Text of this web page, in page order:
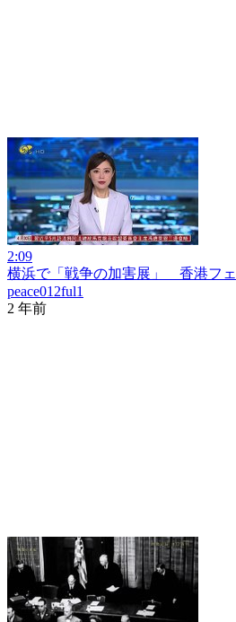
2:09
横浜で「戦争の加害展」 香港フ
peace012ful1
2 年前